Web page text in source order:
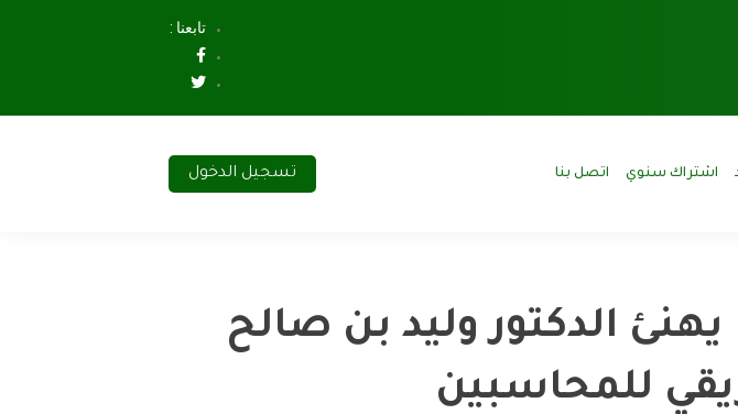
تابعنا :
اشتراك سنوي اتصل بنا تسجيل الدخول
الدكتور وليد بن صالح
للمحاسبين